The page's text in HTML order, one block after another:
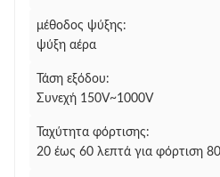
μέθοδος ψύξης:
ψύξη αέρα
Τάση εξόδου:
Συνεχή 150V~1000V
Ταχύτητα φόρτισης:
20 έως 60 λεπτά για φόρτιση